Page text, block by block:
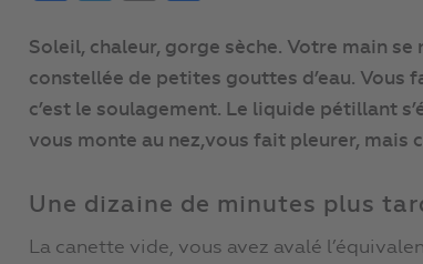
Soleil, chaleur, gorge sèche. Votre main
constellée de petites gouttes d’eau. Vous
c’est le soulagement. Le liquide pétillant
vous monte au nez,vous fait pleurer, mais
Une dizaine de minutes plus
La canette vide, vous avez avalé